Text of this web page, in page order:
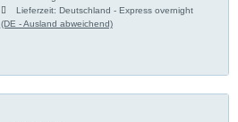
Lieferzeit:Deutschland - Express overnight
(DE - Ausland abweichend)